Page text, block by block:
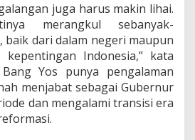
juga harus makin lihai.
merangkul sebanyak-
baik dari dalam negeri maupun
Indonesia,” kata
Yos punya pengalaman
menjabat sebagai Gubernur
dan mengalami transisi era